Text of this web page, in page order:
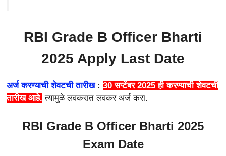
RBI Grade B Officer Bharti
2025 Apply Last Date
अर्ज करण्याची शेवटची तारीख : 30 सप्टेंबर 2025 ही करण्याची शेवटची
तारीख आहे. त्यामुळे लवकरात लवकर अर्ज करा.
RBI Grade B Officer Bharti 2025
Exam Date